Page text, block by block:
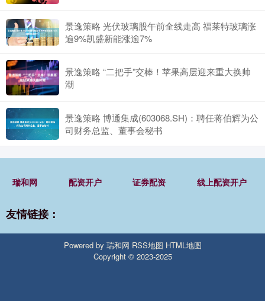
景逸策略 光伏玻璃股午前全线走高 福莱特玻璃涨
逾9%凯盛新能涨逾7%
景逸策略 “二把手”交棒！苹果高层迎来重大换帅
潮
景逸策略 博通集成(603068.SH)：聘任蒋伯辉为公
司财务总监、董事会秘书
瑞和网 配资开户 证券配资 线上配资开户
友情链接：
Powered by 瑞和网 RSS地图 HTML地图
Copyright © 2023-2025